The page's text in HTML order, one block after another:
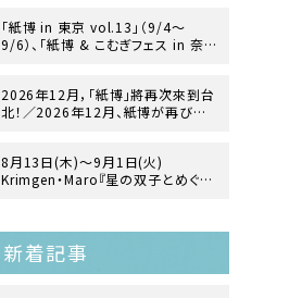
「紙博 in 東京 vol.13」（9/4〜
9/6）、「紙博 & こむぎフェス in 奈
2026年12月，「紙博」將再次來到台
北！／2026年12月、紙博が再び台
8月13日(木)〜9月1日(火)
Krimgen・Maro『星の双子とめぐる
新着記事